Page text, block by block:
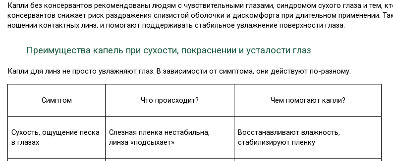
Капли без консервантов рекомендованы людям с чувствительными глазами, синдромом сухого глаза и тем,
консервантов снижает риск раздражения слизистой оболочки и дискомфорта при длительном применении.
ношении контактных линз, и помогают поддерживать стабильное увлажнение поверхности глаза.
Преимущества капель при сухости, покраснении и усталости глаз
Капли для линз не просто увлажняют глаз. В зависимости от симптома, они действуют по-разному.
Симптом Что происходит? Чем помогают капли?
Сухость, ощущение песка
в глазах
Слезная пленка нестабильна,
линза «подсыхает»
Восстанавливают влажность,
стабилизируют пленку